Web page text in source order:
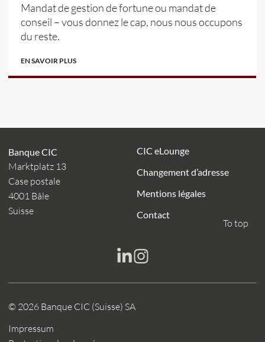
Mandat de gestion de fortune ou mandat de
conseil – vous donnez le cap, nous nous occupons
du reste.
EN SAVOIR PLUS
Banque CIC
Marktplatz 13
Case postale
4001 Bâle
Suisse
CIC eLounge
Changement d’adresse
Mentions légales
Contact
© 2026 Banque CIC (Suisse) SA
Impressum
To top